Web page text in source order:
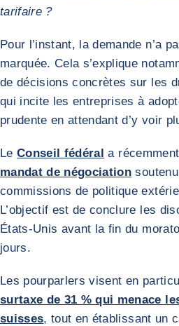
tarifaire ?
Pour l’instant, la demande n’a
marquée. Cela s’explique
de décisions concrètes sur les
qui incite les entreprises à
prudente en attendant d’y voir
LeConseil fédéral a
mandat de négociation
commissions de politique
L’objectif est de conclure les
États-Unis avant la fin du
jours.
Les pourparlers visent en
surtaxe de 31 % qui menace
suisses, tout en établissant un